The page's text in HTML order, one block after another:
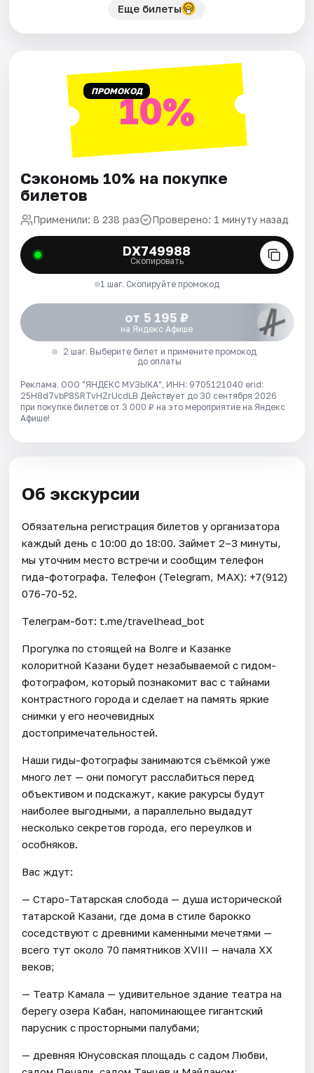
Еще билеты
ПРОМОКОД10%
Сэкономь 10% на покупке
билетов
Применили: 8 238 раз Проверено: 1 минуту назад
DX749988
Скопировать
1 шаг. Скопируйте промокод
от 5 195 ₽
на Яндекс Афише
2 шаг. Выберите билет и примените промокод
до оплаты
Реклама. ООО "ЯНДЕКС МУЗЫКА", ИНН: 9705121040 erid:
25H8d7vbP8SRTvHZrUcdLB Действует до 30 сентября 2026
при покупке билетов от 3 000 ₽ на это мероприятие на Яндекс
Афише!
Об экскурсии
Обязательна регистрация билетов у организатора
каждый день с 10:00 до 18:00. Займет 2–3 минуты,
мы уточним место встречи и сообщим телефон
гида-фотографа. Телефон (Telegram, МАХ): +7(912)
076-70-52.
Телеграм-бот: t.me/travelhead_bot
Прогулка по стоящей на Волге и Казанке
колоритной Казани будет незабываемой с гидом-
фотографом, который познакомит вас с тайнами
контрастного города и сделает на память яркие
снимки у его неочевидных
достопримечательностей.
Наши гиды-фотографы занимаются съёмкой уже
много лет — они помогут расслабиться перед
объективом и подскажут, какие ракурсы будут
наиболее выгодными, а параллельно выдадут
несколько секретов города, его переулков и
особняков.
Вас ждут:
— Старо-Татарская слобода — душа исторической
татарской Казани, где дома в стиле барокко
соседствуют с древними каменными мечетями —
всего тут около 70 памятников XVIII — начала XX
веков;
— Театр Камала — удивительное здание театра на
берегу озера Кабан, напоминающее гигантский
парусник с просторными палубами;
— древняя Юнусовская площадь с садом Любви,